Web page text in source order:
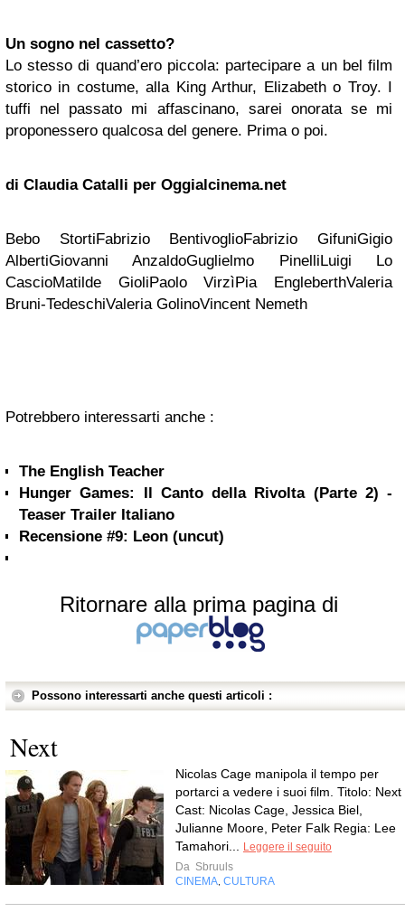
Un sogno nel cassetto?
Lo stesso di quand’ero piccola: partecipare a un bel film
storico in costume, alla King Arthur, Elizabeth o Troy. I
tuffi nel passato mi affascinano, sarei onorata se mi
proponessero qualcosa del genere. Prima o poi.
di Claudia Catalli per Oggialcinema.net
Bebo StortiFabrizio BentivoglioFabrizio GifuniGigio
AlbertiGiovanni AnzaldoGuglielmo PinelliLuigi Lo
CascioMatilde GioliPaolo VirzìPia EngleberthValeria
Bruni-TedeschiValeria GolinoVincent Nemeth
Potrebbero interessarti anche :
The English Teacher
Hunger Games: Il Canto della Rivolta (Parte 2) -
Teaser Trailer Italiano
Recensione #9: Leon (uncut)
Ritornare alla prima pagina di
Possono interessarti anche questi articoli :
Next
Nicolas Cage manipola il tempo per
portarci a vedere i suoi film. Titolo: Next
Cast: Nicolas Cage, Jessica Biel,
Julianne Moore, Peter Falk Regia: Lee
Tamahori...
Leggere il seguito
Da Sbruuls
CINEMA CULTURA